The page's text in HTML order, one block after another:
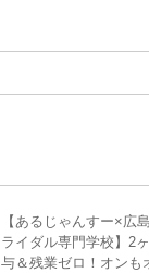
【あるじゃんすー×広
ライダル専門学校】2
与＆残業ゼロ！オンも